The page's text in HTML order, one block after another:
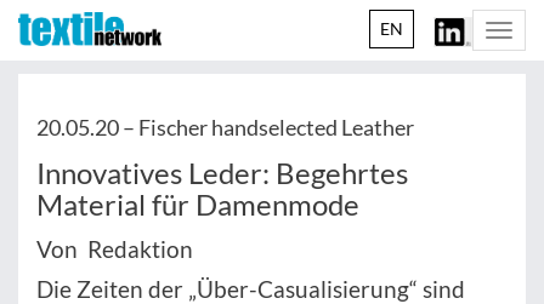
EN
20.05.20 – Fischer handselected Leather
Innovatives Leder: Begehrtes
Material für Damenmode
Von Redaktion
Die Zeiten der „Über-Casualisierung“ sind